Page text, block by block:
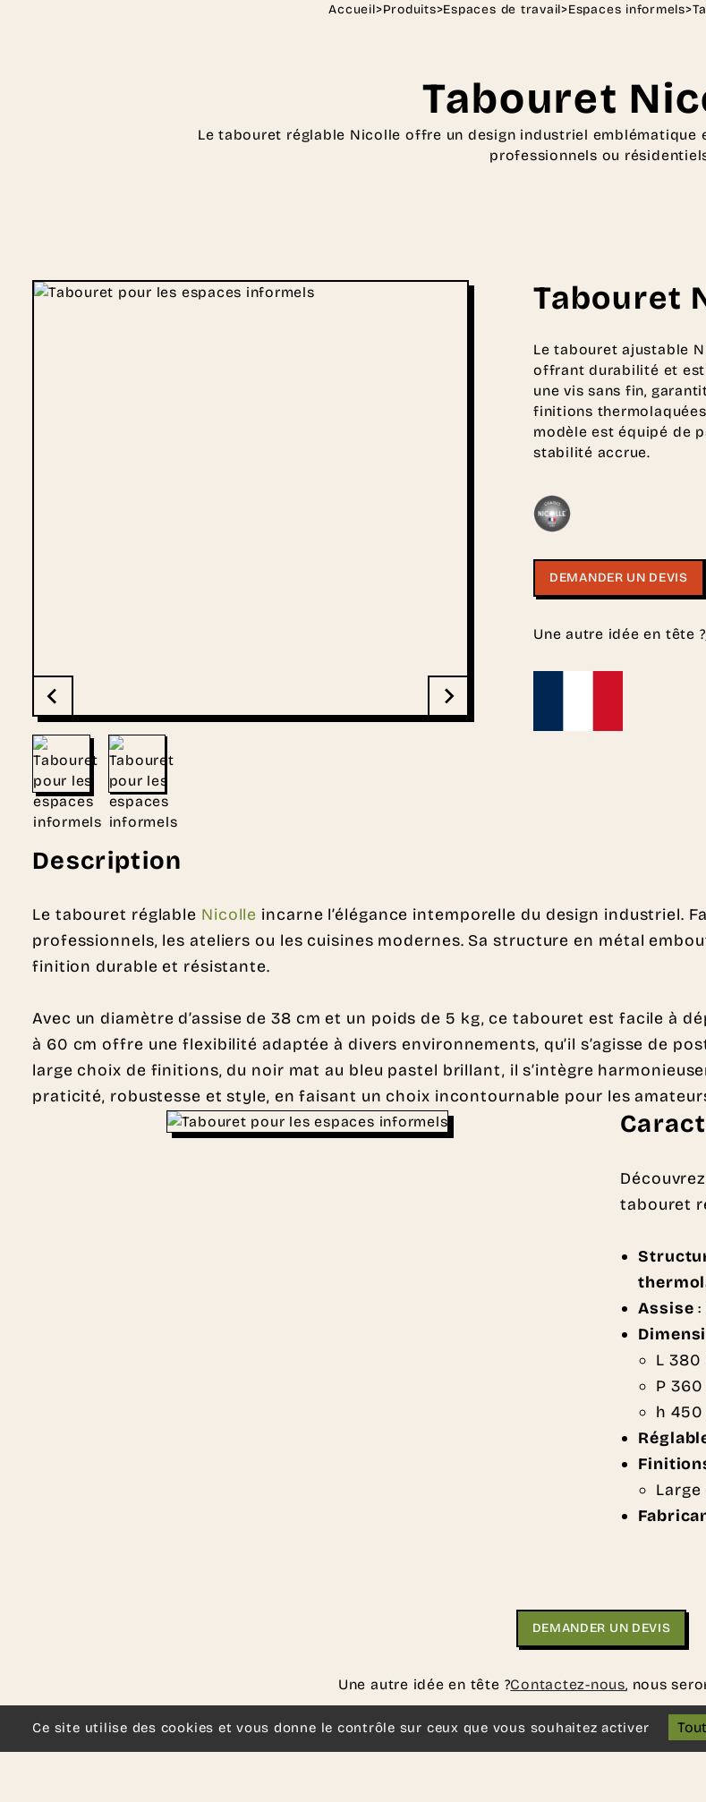
Accueil>Produits>Espaces de travail>Espaces informels>
Tabouret
Le tabouret réglable Nicolle offre un design industriel emblématique
professionnels ou
Tabouret
Le tabouret ajustable
offrant durabilité et
une vis sans fin,
finitions
modèle est équipé de
stabilité accrue.
DEMANDER UN DEVIS
Une autre idée en tête ?
Description
Le tabouret réglable Nicolle incarne l’élégance intemporelle du design industriel.
professionnels, les ateliers ou les cuisines modernes. Sa structure en métal
finition durable et résistante.
Avec un diamètre d’assise de 38 cm et un poids de 5 kg, ce tabouret est facile à
à 60 cm offre une flexibilité adaptée à divers environnements, qu’il s’agisse de
large choix de finitions, du noir mat au bleu pastel brillant, il s’intègre
praticité, robustesse et style, en faisant un choix incontournable pour les
tabouret
Assise
L 380
P 360
h
DEMANDER UN DEVIS
Une autre idée en tête ?Contactez-nous, nous
Ce site utilise des cookies et vous donne le contrôle sur ceux que vous souhaitez activer